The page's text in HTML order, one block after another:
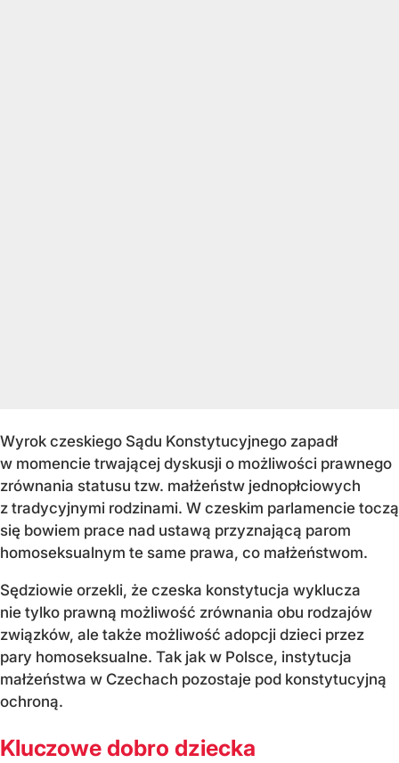
Wyrok czeskiego Sądu Konstytucyjnego zapadł
w momencie trwającej dyskusji o możliwości prawnego
zrównania statusu tzw. małżeństw jednopłciowych
z tradycyjnymi rodzinami. W czeskim parlamencie toczą
się bowiem prace nad ustawą przyznającą parom
homoseksualnym te same prawa, co małżeństwom.
Sędziowie orzekli, że czeska konstytucja wyklucza
nie tylko prawną możliwość zrównania obu rodzajów
związków, ale także możliwość adopcji dzieci przez
pary homoseksualne. Tak jak w Polsce, instytucja
małżeństwa w Czechach pozostaje pod konstytucyjną
ochroną.
Kluczowe dobro dziecka